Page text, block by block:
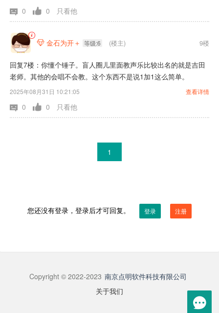
0 0 只看他
 金石为开＋ 等级:6 (楼主) 9楼
回复7楼：你懂个锤子。盲人圈儿里面教声乐比较出名的就是吉田
老师。其他的会唱不会教。这个东西不是说1加1这么简单。
2025年08月31日 10:21:05 查看详情
0 0 只看他
1
您还没有登录，登录后才可回复。 登录 注册
Copyright © 2022-2023 南京点明软件科技有限公司
关于我们
